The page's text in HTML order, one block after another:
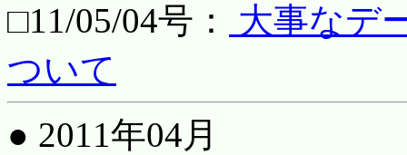
□11/05/04号：
大事なデ
ついて
● 2011年04月